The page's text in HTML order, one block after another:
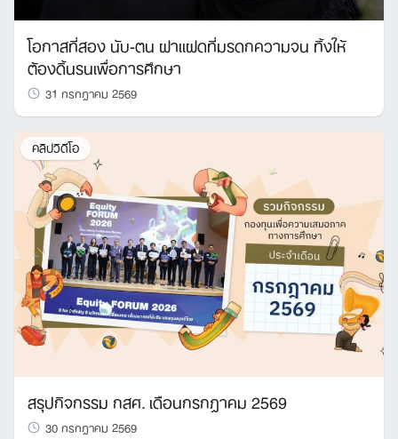
โอกาสที่สอง นับ-ตน ฝาแฝดที่มรดกความจน ทิ้งให้
ต้องดิ้นรนเพื่อการศึกษา
31 กรกฎาคม 2569
คลิปวิดีโอ
สรุปกิจกรรม กสศ. เดือนกรกฎาคม 2569
30 กรกฎาคม 2569